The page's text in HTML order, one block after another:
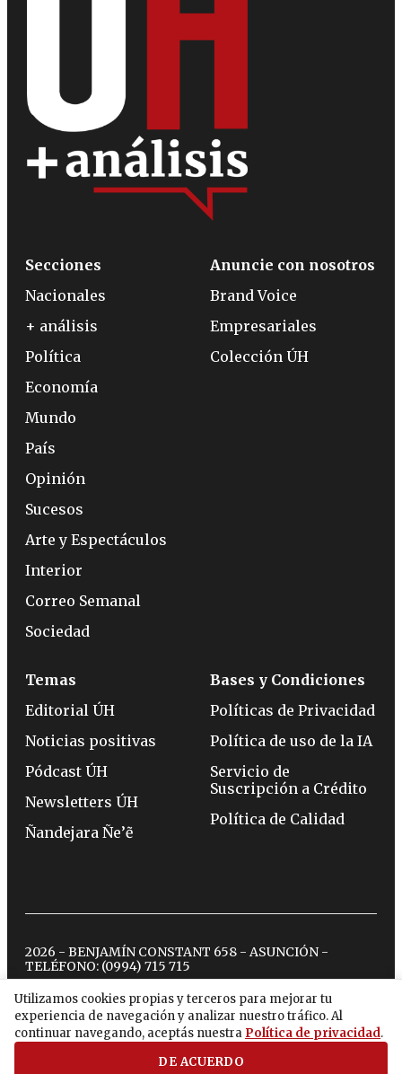
Utilizamos cookies propias y terceros para mejorar tu
experiencia de navegación y analizar nuestro tráfico. Al
continuar navegando, aceptás nuestra Política de privacidad.
DE ACUERDO
Secciones
Nacionales
+ análisis
Política
Economía
Mundo
País
Opinión
Sucesos
Arte y Espectáculos
Interior
Correo Semanal
Sociedad
Anuncie con nosotros
Brand Voice
Empresariales
Colección ÚH
Temas
Editorial ÚH
Noticias positivas
Pódcast ÚH
Newsletters ÚH
Ñandejara Ñe’ẽ
Bases y Condiciones
Políticas de Privacidad
Política de uso de la IA
Servicio de
Suscripción a Crédito
Política de Calidad
2026 - BENJAMÍN CONSTANT 658 - ASUNCIÓN -
TELÉFONO: (0994) 715 715
twitterinstagram
facebook
tiktokyoutubespotify